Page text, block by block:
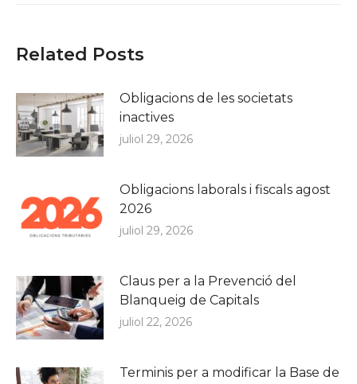
Related Posts
Obligacions de les societats
inactives
juliol 29, 2026
Obligacions laborals i fiscals agost
2026
juliol 29, 2026
Claus per a la Prevenció del
Blanqueig de Capitals
juliol 22, 2026
Terminis per a modificar la Base de